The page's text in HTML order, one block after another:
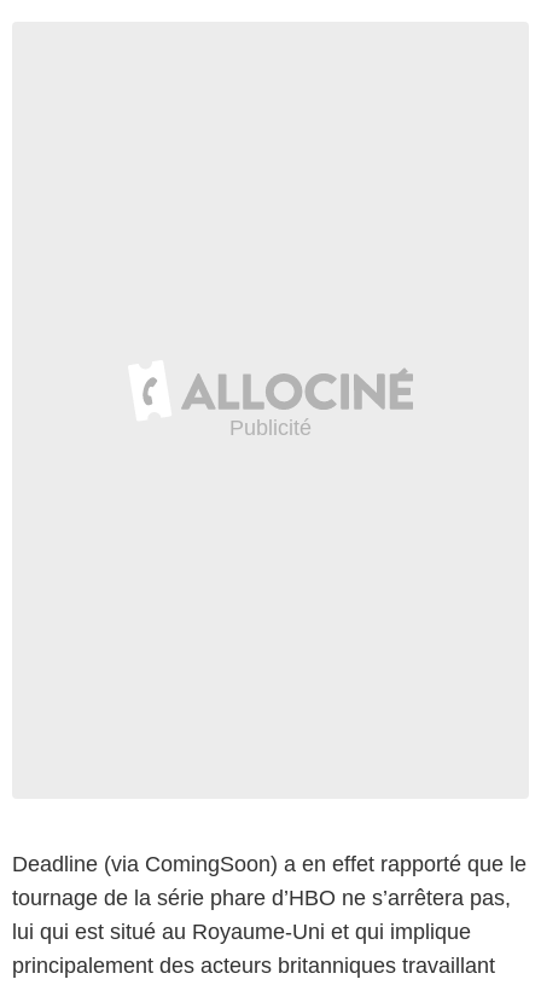
Deadline (via ComingSoon) a en effet rapporté que le
tournage de la série phare d’HBO ne s’arrêtera pas,
lui qui est situé au Royaume-Uni et qui implique
principalement des acteurs britanniques travaillant